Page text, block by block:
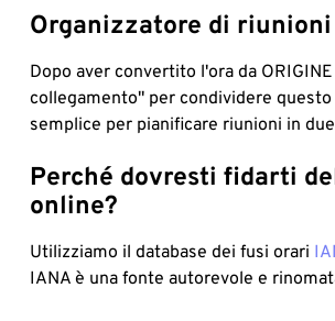
Organizzatore di riunioni
Dopo aver convertito l'ora da
collegamento" per condividere
semplice per pianificare riunioni in
Perché dovresti fidarti
online?
Utilizziamo il database dei fusi orari
IANA è una fonte autorevole e